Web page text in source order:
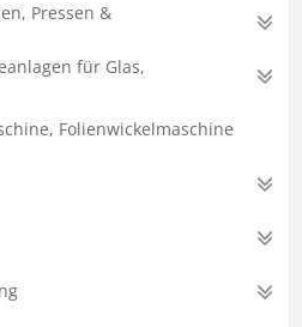
Pressen &
für Glas,
Folienwickelmaschine